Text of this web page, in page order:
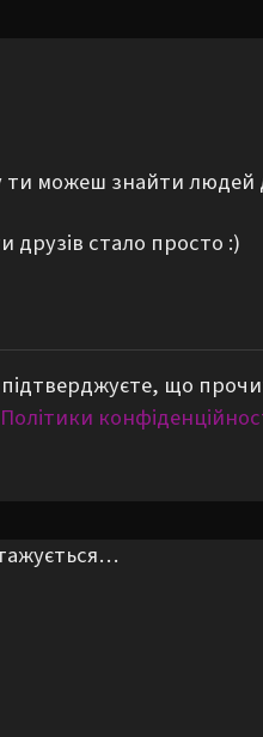
ти можеш знайти
стало просто :)
що
Політики